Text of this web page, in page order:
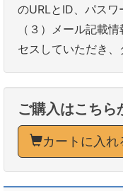
のURLとID、パスワ
（３）メール記載
セスしていただき、
ご購入はこちら
カートに入れ